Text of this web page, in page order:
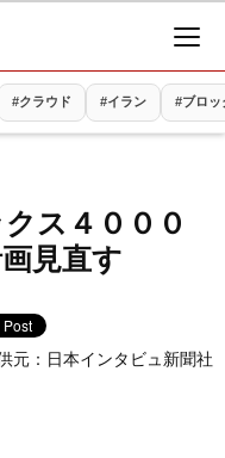
#クラウド #イラン #ブロッ
ス４０００
見直す
元： 日本インタビュ新聞社